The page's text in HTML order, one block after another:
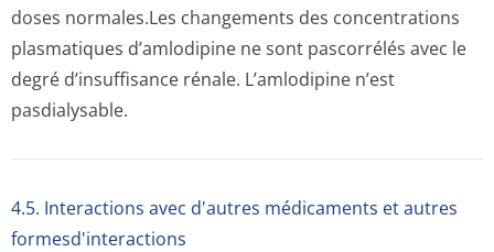
doses normales.Les changements des concentrations
plasmatiques d’amlodipine ne sont pascorrélés avec le
degré d’insuffisance rénale. L’amlodipine n’est
pasdialysable.
4.5. Interactions avec d'autres médicaments et autres
formesd'interactions